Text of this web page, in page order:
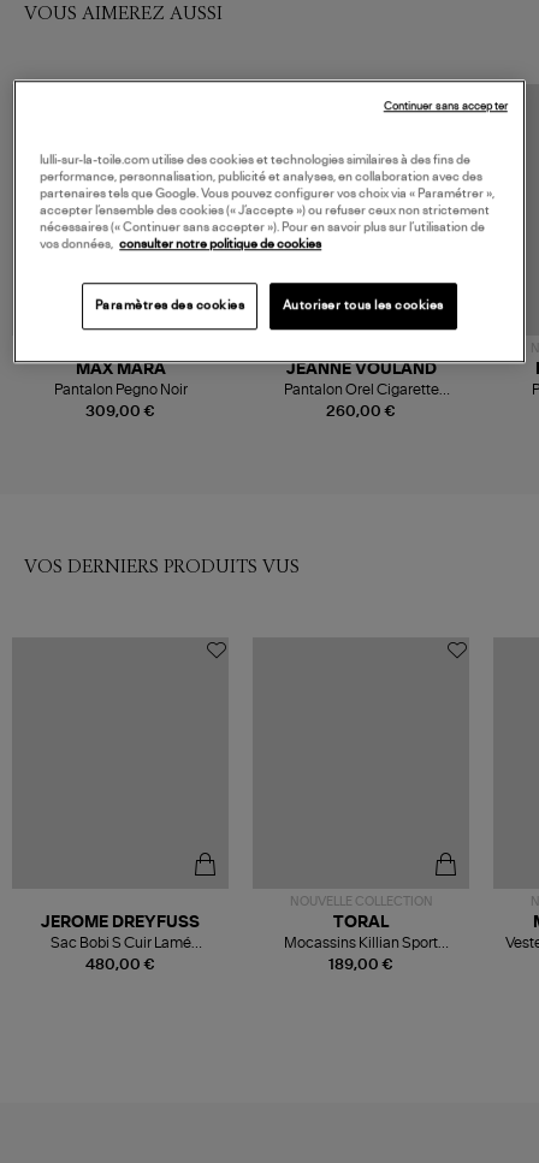
VOUS AIMEREZ AUSSI
309,00 €
MAX MARA
Pantalon Pegno Noir
260,00 €
JEANNE VOULAND
Pantalon Orel Cigarette
Classic Noir
VOS DERNIERS PRODUITS VUS
480,00 €
JEROME DREYFUSS
Sac Bobi S Cuir Lamé
Champagne
NOUVELLE COLLECTION
189,00 €
TORAL
Mocassins Killian Sport
Mousse
lulli-sur-la-toile.com utilise des cookies et technologies similaires à des fins de
performance, personnalisation, publicité et analyses, en collaboration avec des
partenaires tels que Google. Vous pouvez configurer vos choix via « Paramétrer »,
accepter l’ensemble des cookies (« J’accepte ») ou refuser ceux non strictement
nécessaires (« Continuer sans accepter »). Pour en savoir plus sur l’utilisation de
vos données,
consulter notre politique de cookies
Paramètres des cookies Autoriser tous les cookies
Continuer sans accepter